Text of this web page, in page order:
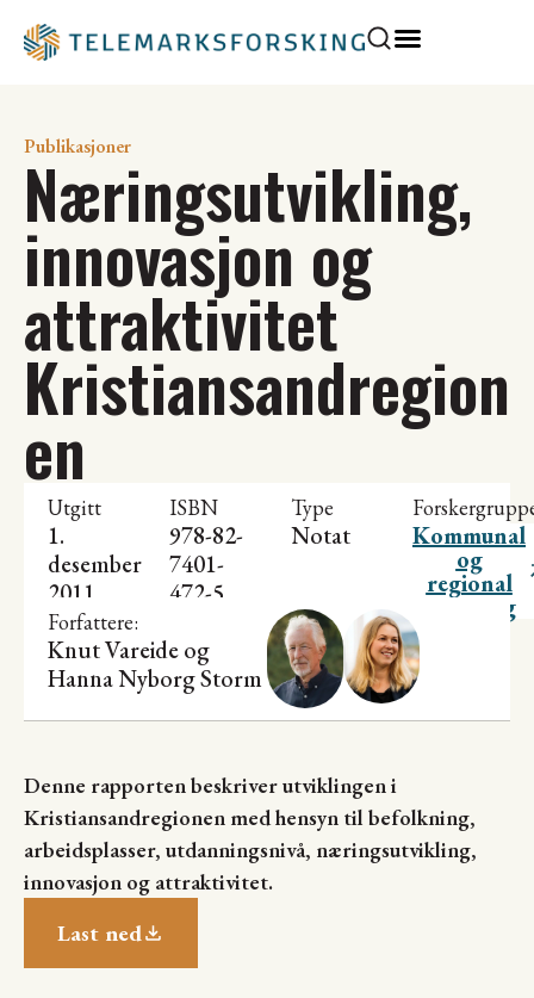
Publikasjoner
Næringsutvikling,
innovasjon og
attraktivitet
Kristiansandregion
en
Utgitt
1.
desember
2011
ISBN
978-82-
7401-
472-5
Type
Notat Kommunal
og
regional
utvikling
Forfattere:
Knut Vareideog
Hanna Nyborg Storm
Denne rapporten beskriver utviklingen i
Kristiansandregionen med hensyn til befolkning,
arbeidsplasser, utdanningsnivå, næringsutvikling,
innovasjon og attraktivitet.
Last ned